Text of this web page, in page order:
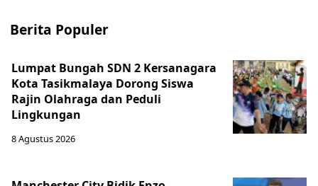
Berita Populer
Lumpat Bungah SDN 2 Kersanagara
Kota Tasikmalaya Dorong Siswa
Rajin Olahraga dan Peduli
Lingkungan
8 Agustus 2026